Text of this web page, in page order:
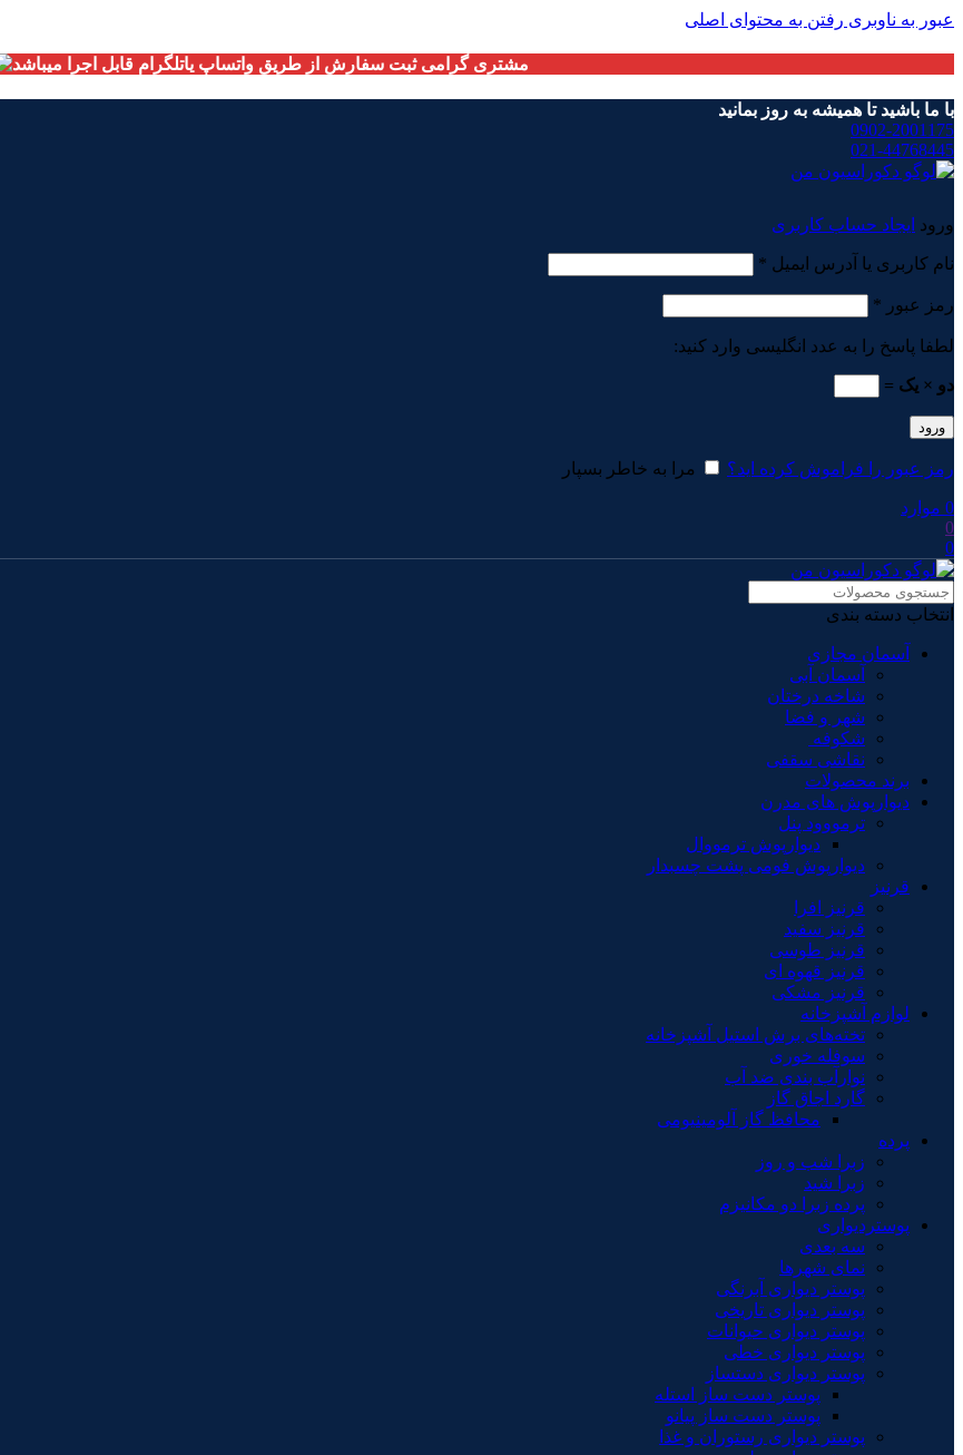
عبور به ناوبری رفتن به محتوای اصلی
مشتری گرامی ثبت سفارش از طریق واتساپ یاتلگرام قابل اجرا میباشد
با ما باشید تا همیشه به روز بمانید
0902-2001175
021-44768445
ورود ایجاد حساب کاربری
نام کاربری یا آدرس ایمیل *
رمز عبور *
لطفا پاسخ را به عدد انگلیسی وارد کنید:
دو × یک =
ورود
رمز عبور را فراموش کرده اید؟ مرا به خاطر بسپار
0 موارد
0
0
انتخاب دسته بندی
آسمان مجازی
آسمان آبی
شاخه درختان
شهر و فضا
شکوفه
نقاشی سقفی
برند محصولات
دیوارپوش های مدرن
ترمووود پنل
دیوارپوش ترمووال
دیوارپوش فومی پشت چسبدار
قرنیز
قرنیز افرا
قرنیز سفید
قرنیز طوسی
قرنیز قهوه ای
قرنیز مشکی
لوازم آشپزخانه
تخته‌های برش استیل آشپزخانه
سوفله خوری
نوارآب بندی ضد آب
گارد اجاق گاز
محافظ گاز آلومینیومی
پرده
زبرا شب و روز
زبرا شید
پرده زبرا دو مکانیزم
پوستردیواری
سه بعدی
نمای شهرها
پوستر دیواری آبرنگی
پوستر دیواری تاریخی
پوستر دیواری حیوانات
پوستر دیواری خطی
پوستر دیواری دستساز
پوستر دست ساز استله
پوستر دست ساز پیانو
پوستر دیواری رستوران و غذا